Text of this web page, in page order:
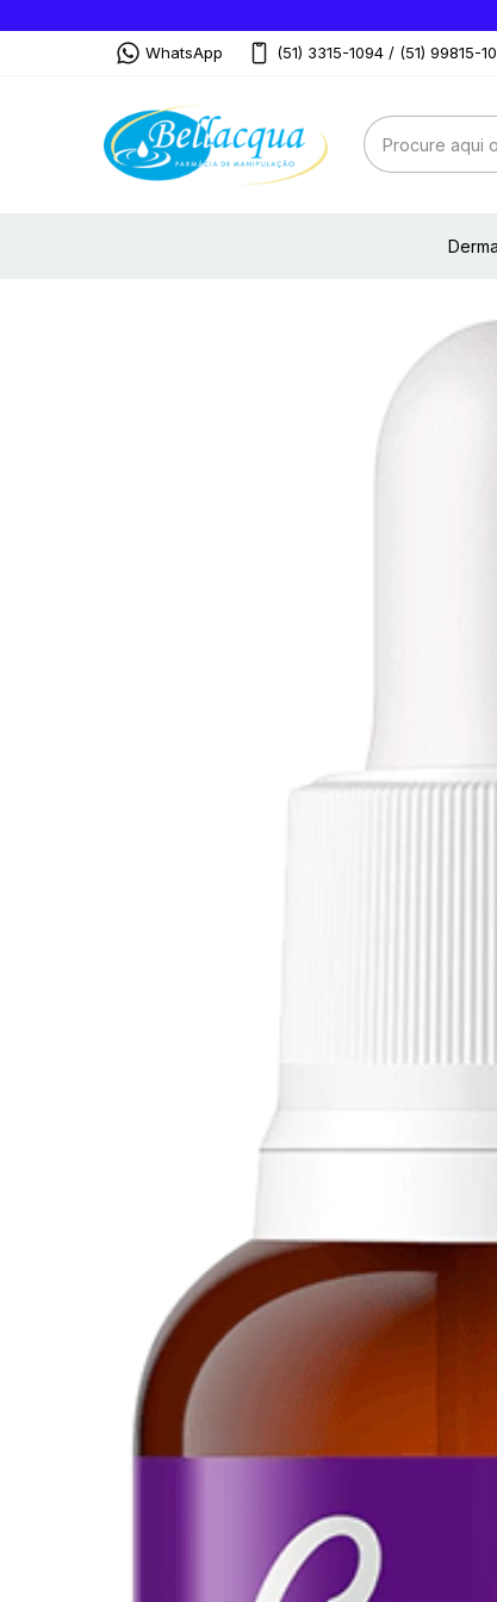
WhatsApp (51) 3315-1094 / (51) 99815-